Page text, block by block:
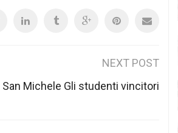
NEXT POST
San Michele Gli studenti vincitori